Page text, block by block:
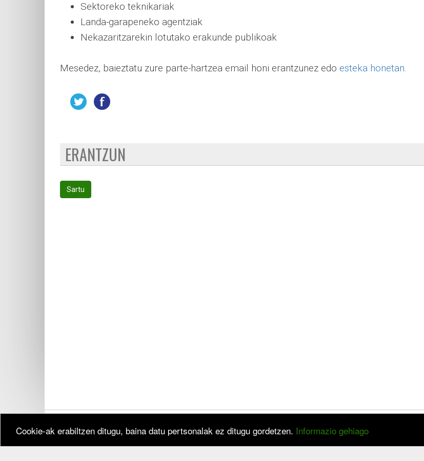
Cookie-ak erabiltzen ditugu, baina datu pertsonalak ez ditugu gordetzen. Informazio gehiago
Sektoreko teknikariak
Landa-garapeneko agentziak
Nekazaritzarekin lotutako erakunde publikoak
Mesedez, baieztatu zure parte-hartzea email honi erantzunez edo esteka honetan.
ERANTZUN
Sartu